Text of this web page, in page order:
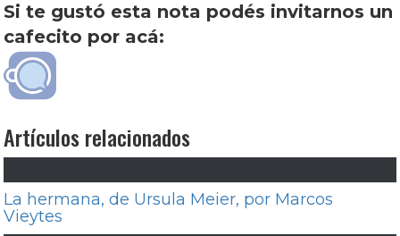
Si te gustó esta nota podés invitarnos un
cafecito por acá:
Artículos relacionados
La hermana, de Ursula Meier, por Marcos
Vieytes